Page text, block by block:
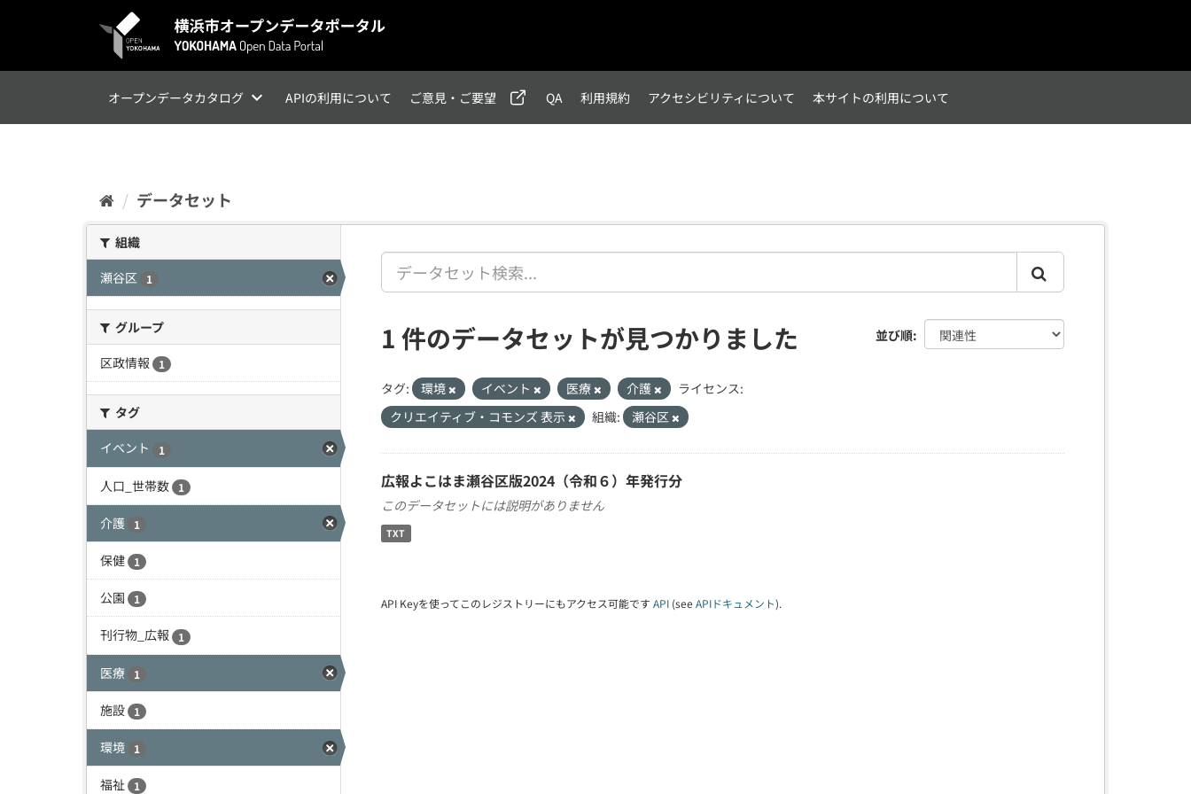
オープンデータカタログ APIの利用について ご意見・ご要望 QA 利用規約 アクセシビリティについて 本サイトの利用について
データセット
組織
瀬谷区
1
グループ
区政情報
1
タグ
イベント
1
人口_世帯数 1
介護 1
保健 1
公園 1
刊行物_広報 1
医療 1
施設 1
環境 1
福祉 1
並び順
1 件のデータセットが見つかりました
タグ: 環境 イベント 医療 介護
ライセンス:
クリエイティブ・コモンズ 表示
組織: 瀬谷区
広報よこはま瀬谷区版2024（令和６）年発行分
このデータセットには説明がありません
TXT
API Keyを使ってこのレジストリーにもアクセス可能です API (see APIドキュメント).